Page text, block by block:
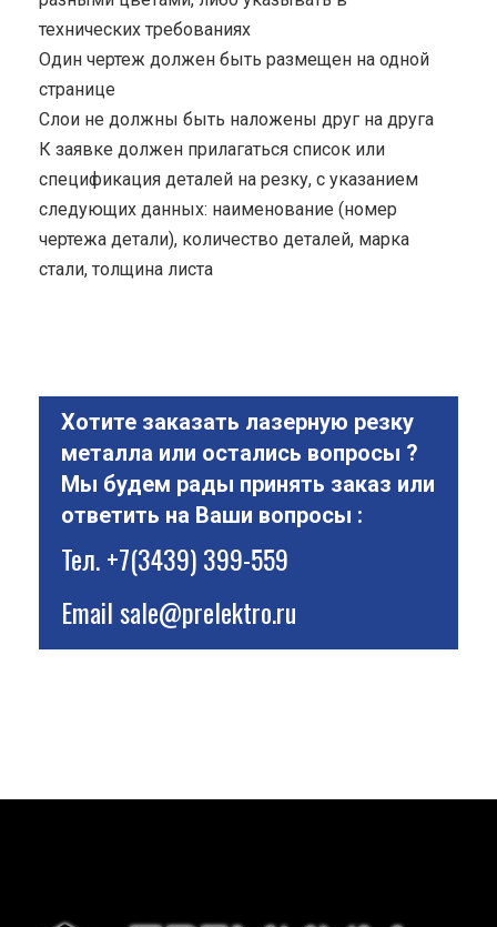
технических требованиях
Один чертеж должен быть размещен на одной
странице
Cлои не должны быть наложены друг на друга
К заявке должен прилагаться список или
спецификация деталей на резку, с указанием
следующих данных: наименование (номер
чертежа детали), количество деталей, марка
стали, толщина листа
Хотите заказать лазерную резку
металла или остались вопросы ?
Мы будем рады принять заказ или
ответить на Ваши вопросы :
Тел.+7(3439) 399-559
Emailsale@prelektro.ru